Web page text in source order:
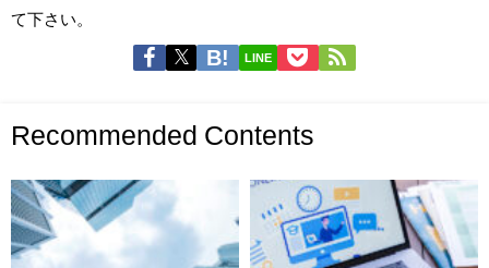
て下さい。
LINE
Recommended Contents